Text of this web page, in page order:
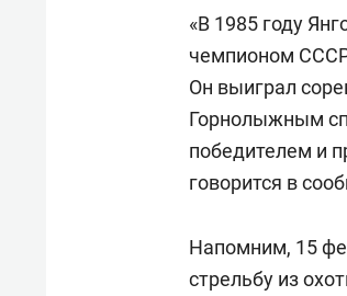
«В 1985 году
чемпионом СССР
Он выиграл
Горнолыжным
победителем и
говорится в
Напомним, 15
стрельбу из
Падел, фитнес, танцы и
ниндзя-зал: как ТРЦ
стал Меккой для